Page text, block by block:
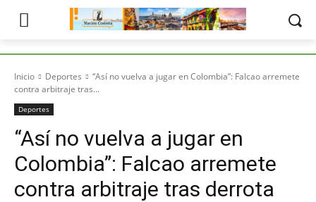
Inicio Deportes
“Así no vuelva a jugar en Colombia”: Falcao arremete
contra arbitraje tras...
Deportes
“Así no vuelva a jugar en
Colombia”: Falcao arremete
contra arbitraje tras derrota